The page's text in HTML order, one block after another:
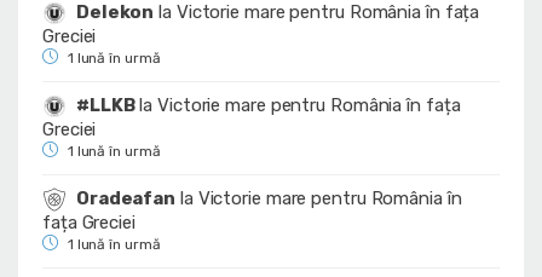
Delekon la Victorie mare pentru România în fața
Greciei
1 lună în urmă
#LLKBlaVictorie mare pentru România în fața
Greciei
1 lună în urmă
Oradeafan la Victorie mare pentru România în
fața Greciei
1 lună în urmă